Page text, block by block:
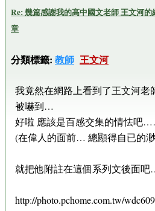
Re: 幾篇感謝我的高中國文老師 王文河的
章
分類標籤: 教師 王文河
我竟然在網路上看到了王文河老
被嚇到…
好啦 應該是百感交集的情怯
(在偉人的面前… 總顯得自已的
就把他附註在這個系列文後面
http://photo.pchome.com.tw/